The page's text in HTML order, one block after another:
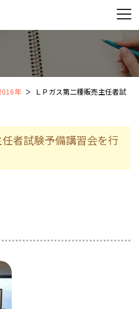
年
ＬＰガス第二種販売主任者試
者試験予備講習会を行